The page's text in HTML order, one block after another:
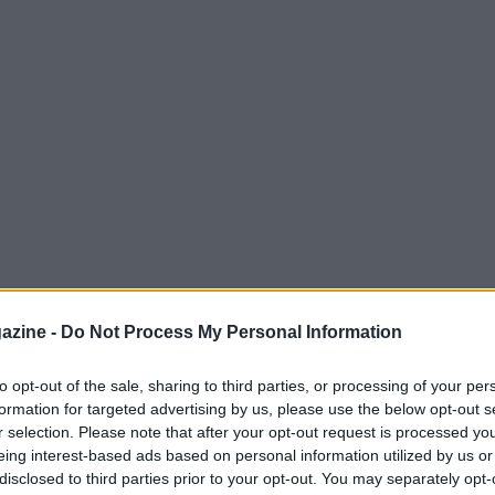
- Do Not Process My Personal Information
opt-out of the sale, sharing to third parties, or processing of your
for targeted advertising by us, please use the below opt-out
selection. Please note that after your opt-out request is processed
interest-based ads based on personal information utilized by us
to third parties prior to your opt-out. You may separately
Swift, la14-time Grammy Award winnere
con i Kansas City Chiefs, hanno
tenutasi al leggendarioMadison